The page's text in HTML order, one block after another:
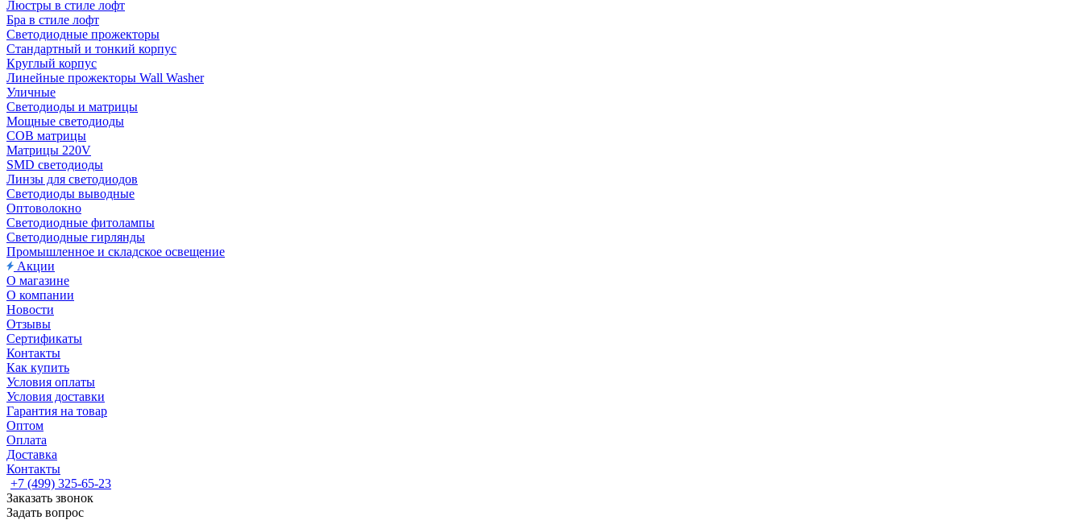
Люстры в стиле лофт
Бра в стиле лофт
Светодиодные прожекторы
Стандартный и тонкий корпус
Круглый корпус
Линейные прожекторы Wall Washer
Уличные
Светодиоды и матрицы
Мощные светодиоды
COB матрицы
Матрицы 220V
SMD светодиоды
Линзы для светодиодов
Светодиоды выводные
Оптоволокно
Светодиодные фитолампы
Светодиодные гирлянды
Промышленное и складское освещение
Акции
О магазине
О компании
Новости
Отзывы
Сертификаты
Контакты
Как купить
Условия оплаты
Условия доставки
Гарантия на товар
Оптом
Оплата
Доставка
Контакты
+7 (499) 325-65-23
Заказать звонок
Задать вопрос